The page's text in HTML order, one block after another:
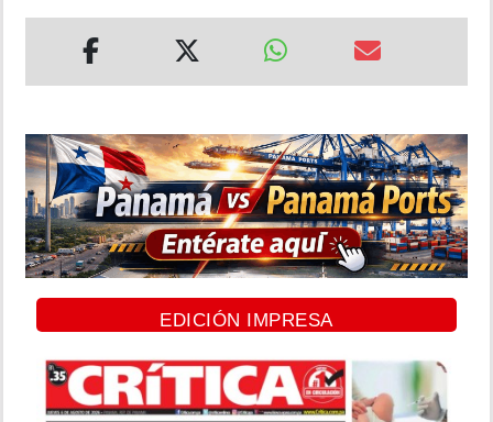
EDICIÓN IMPRESA